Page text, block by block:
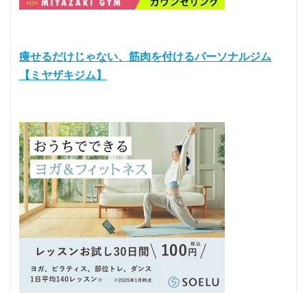
痩せるだけじゃない、筋肉を付けるパーソナルジム
【ミヤザキジム】